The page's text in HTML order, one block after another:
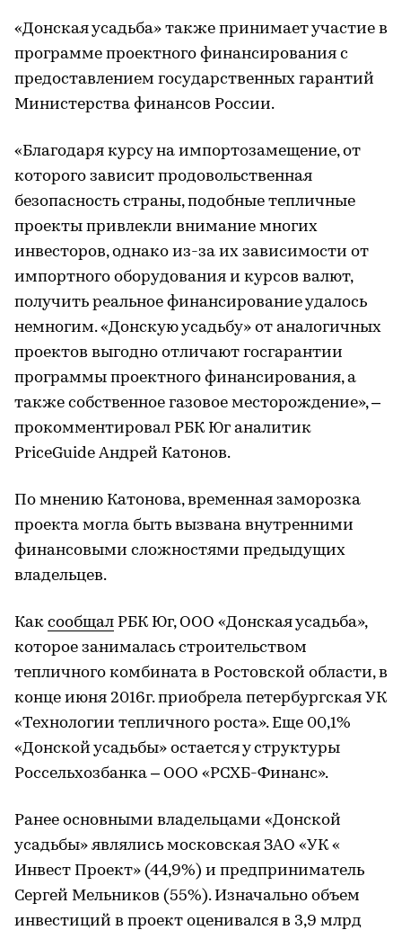
«Донская усадьба» также принимает участие в
программе проектного финансирования с
предоставлением государственных гарантий
Министерства финансов России.
«Благодаря курсу на импортозамещение, от
которого зависит продовольственная
безопасность страны, подобные тепличные
проекты привлекли внимание многих
инвесторов, однако из-за их зависимости от
импортного оборудования и курсов валют,
получить реальное финансирование удалось
немногим. «Донскую усадьбу» от аналогичных
проектов выгодно отличают госгарантии
программы проектного финансирования, а
также собственное газовое месторождение», –
прокомментировал РБК Юг аналитик
PriceGuide Андрей Катонов.
По мнению Катонова, временная заморозка
проекта могла быть вызвана внутренними
финансовыми сложностями предыдущих
владельцев.
Как сообщал РБК Юг, ООО «Донская усадьба»,
которое занималась строительством
тепличного комбината в Ростовской области, в
конце июня 2016г. приобрела петербургская УК
«Технологии тепличного роста». Еще 00,1%
«Донской усадьбы» ​остается у структуры
Россельхозбанка – ООО «РСХБ-Финанс».
Ранее основными владельцами «Донской
усадьбы» являлись московская ЗАО «УК «​
Инвест Проект» (44,9%) и предприниматель
Сергей Мельников (55%). Изначально объем
инвестиций в проект оценивался в 3,9 млрд